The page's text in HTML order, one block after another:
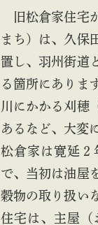
旧松倉家住宅
まち）は、久保
置し、羽州街道
る箇所にありま
川にかかる刈穂
あるなど、大変
松倉家は寛延２
で、当初は油屋
穀物の取り扱い
住宅は、主屋（